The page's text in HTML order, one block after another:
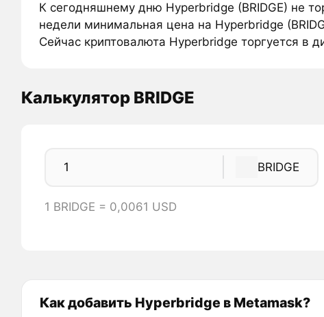
К сегодняшнему дню Hyperbridge (BRIDGE) не
недели минимальная цена на Hyperbridge
Сейчас криптовалюта Hyperbridge торгуется в
Калькулятор BRIDGE
BRIDGE
1 BRIDGE = 0,0061 USD
Как добавить Hyperbridge в Metamask?